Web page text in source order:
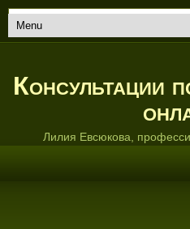
Консультации
Лилия Евсюкова,